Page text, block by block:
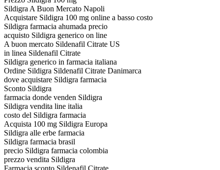
Sildigra A Buon Mercato Napoli
Acquistare Sildigra 100 mg online a basso costo
Sildigra farmacia ahumada precio
acquisto Sildigra generico on line
A buon mercato Sildenafil Citrate US
in linea Sildenafil Citrate
Sildigra generico in farmacia italiana
Ordine Sildigra Sildenafil Citrate Danimarca
dove acquistare Sildigra farmacia
Sconto Sildigra
farmacia donde venden Sildigra
Sildigra vendita line italia
costo del Sildigra farmacia
Acquista 100 mg Sildigra Europa
Sildigra alle erbe farmacia
Sildigra farmacia brasil
precio Sildigra farmacia colombia
prezzo vendita Sildigra
Farmacia sconto Sildenafil Citrate